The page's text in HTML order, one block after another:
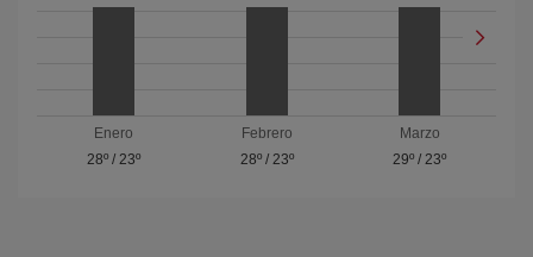
Enero
28º/ 23º
Febrero
28º/ 23º
Marzo
29º /23º